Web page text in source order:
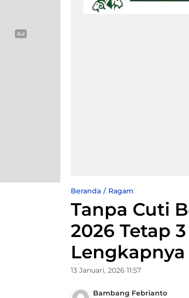
Beranda Ragam
Tanpa Cuti
2026 Tetap
Lengkapnya
13 Januari, 2026 11:57
Bambang Febrianto